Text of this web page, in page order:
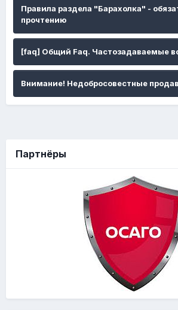
Правила раздела "Барахолка" -
прочтению
[faq] Общий Faq. Частозадаваемые
Внимание! Недобросовестные
Партнёры